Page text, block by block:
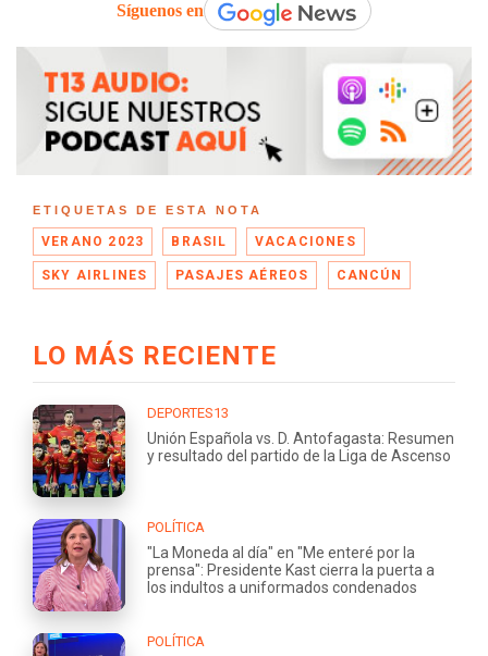
Síguenos en
ETIQUETAS DE ESTA NOTA
VERANO 2023 BRASIL VACACIONES
SKY AIRLINES PASAJES AÉREOS CANCÚN
LO MÁS RECIENTE
DEPORTES13
Unión Española vs. D. Antofagasta: Resumen
y resultado del partido de la Liga de Ascenso
POLÍTICA
"La Moneda al día" en "Me enteré por la
prensa": Presidente Kast cierra la puerta a
los indultos a uniformados condenados
POLÍTICA